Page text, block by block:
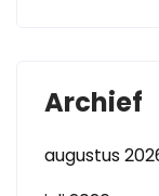
Archief
augustus